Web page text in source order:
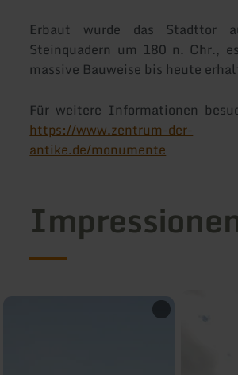
Erbaut wurde das Stadttor
Steinquadern um 180 n. Chr.,
massive Bauweise bis heute
Für weitere Informationen
https://www.zentrum-der-
antike.de/monumente